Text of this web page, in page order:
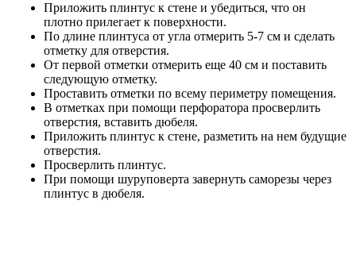
Приложить плинтус к стене и убедиться, что он
плотно прилегает к поверхности.
По длине плинтуса от угла отмерить 5-7 см и сделать
отметку для отверстия.
От первой отметки отмерить еще 40 см и поставить
следующую отметку.
Проставить отметки по всему периметру помещения.
В отметках при помощи перфоратора просверлить
отверстия, вставить дюбеля.
Приложить плинтус к стене, разметить на нем будущие
отверстия.
Просверлить плинтус.
При помощи шуруповерта завернуть саморезы через
плинтус в дюбеля.